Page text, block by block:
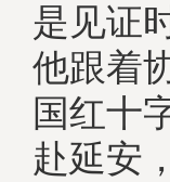
是见证
他跟着
国红十
赴延安